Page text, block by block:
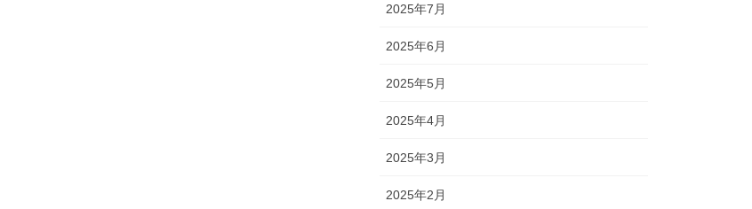
2025年7月
2025年6月
2025年5月
2025年4月
2025年3月
2025年2月